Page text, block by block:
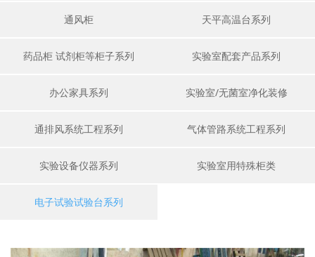
通风柜 天平高温台系列
药品柜 试剂柜等柜子系列 实验室配套产品系列
办公家具系列 实验室/无菌室净化装修
通排风系统工程系列 气体管路系统工程系列
实验设备仪器系列 实验室用特殊柜类
电子试验试验台系列